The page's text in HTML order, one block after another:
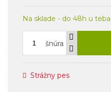
Na sklade - do 48h u teba
šnúra
Strážny pes